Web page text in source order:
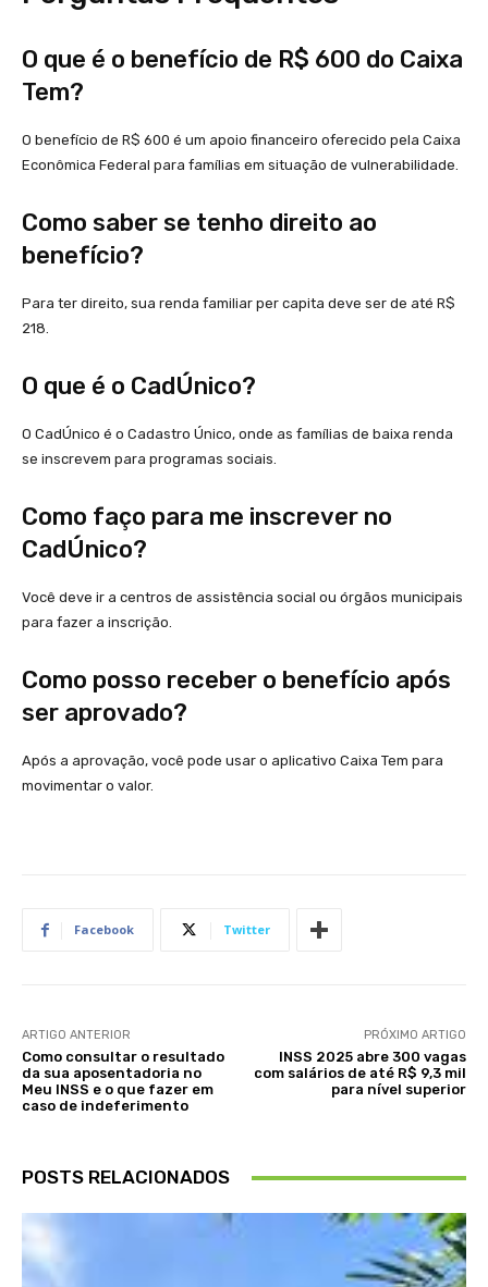
O que é o benefício de R$ 600 do Caixa
Tem?
O benefício de R$ 600 é um apoio financeiro oferecido pela Caixa
Econômica Federal para famílias em situação de vulnerabilidade.
Como saber se tenho direito ao
benefício?
Para ter direito, sua renda familiar per capita deve ser de até R$
218.
O que é o CadÚnico?
O CadÚnico é o Cadastro Único, onde as famílias de baixa renda
se inscrevem para programas sociais.
Como faço para me inscrever no
CadÚnico?
Você deve ir a centros de assistência social ou órgãos municipais
para fazer a inscrição.
Como posso receber o benefício após
ser aprovado?
Após a aprovação, você pode usar o aplicativo Caixa Tem para
movimentar o valor.
Facebook Twitter
ARTIGO ANTERIOR
Como consultar o resultado
da sua aposentadoria no
Meu INSS e o que fazer em
caso de indeferimento
PRÓXIMO ARTIGO
INSS 2025 abre 300 vagas
com salários de até R$ 9,3 mil
para nível superior
POSTS RELACIONADOS